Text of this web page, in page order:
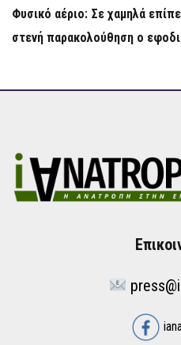
Φυσικό αέριο: Σε χαμηλά
στενή παρακολούθηση ο